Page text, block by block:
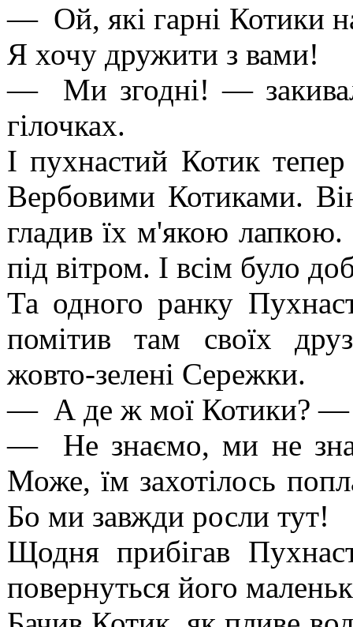
— Ой, які гарні Котики
Я хочу дружити з вами!
— Ми згодні! —
гілочках.
І пухнастий Котик
Вербовими Котиками.
гладив їх м'якою
під вітром. І всім було
Та одного ранку
помітив там своїх
жовто-зелені Сережки.
— А де ж мої Котики? —
— Не знаємо, ми не
Може, їм захотілось
Бо ми завжди росли тут!
Щодня прибігав
повернуться його